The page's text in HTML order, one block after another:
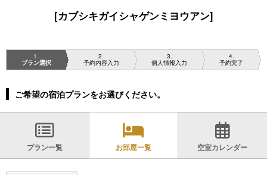
[カブシキガイシャゲンミヨウアン]
1
プラン選択
2
予約内容入力
3
個人情報入力
4
予約完了
ご希望の宿泊プランをお選びください。
プラン一覧 お部屋一覧 空室カレンダー